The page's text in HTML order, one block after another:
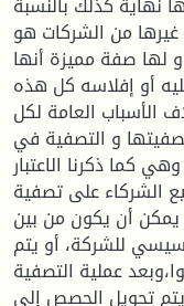
من الشركات هو
لها صفة مميزة أنها
أو إفلاسه كل هذه
الأسباب العامة لكل
و التصفية في
كما ذكرنا الاعتبار
الشركاء على تصفية
أن يكون من بين
للشركة، أو يتم
عملية التصفية
تحويل الحصص إلى